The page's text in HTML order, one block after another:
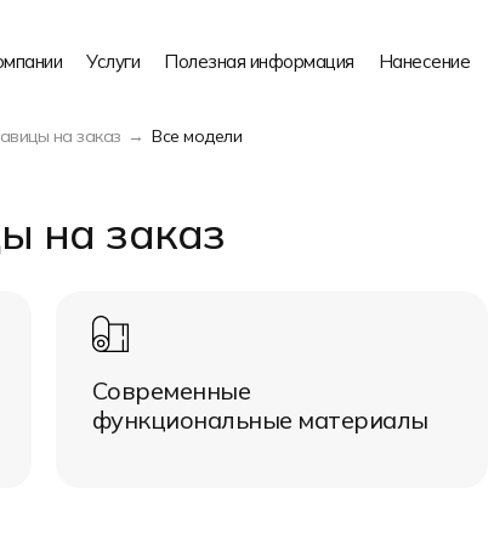
Услуги Полезная информация Нанесение
на заказ Все модели
на заказ
Современные
функциональные материалы